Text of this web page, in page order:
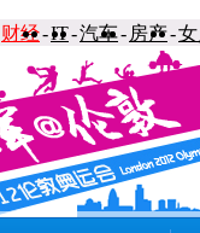
财经-IT-汽车- 房产-